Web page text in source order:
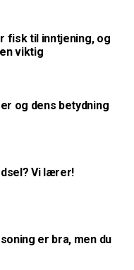
fisk til inntjening, og
viktig
og dens betydning
Vi lærer!
er bra, men du